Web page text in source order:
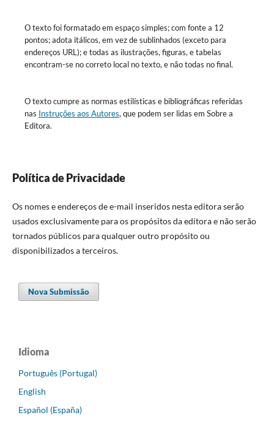
O texto foi formatado em espaço simples; com fonte a 12
pontos; adota itálicos, em vez de sublinhados (exceto para
endereços URL); e todas as ilustrações, figuras, e tabelas
encontram-se no correto local no texto, e não todas no final.
O texto cumpre as normas estilísticas e bibliográficas referidas
nas Instruções aos Autores, que podem ser lidas em Sobre a
Editora.
Política de Privacidade
Os nomes e endereços de e-mail inseridos nesta editora serão
usados exclusivamente para os propósitos da editora e não serão
tornados públicos para qualquer outro propósito ou
disponibilizados a terceiros.
Nova Submissão
Idioma
Português (Portugal)
English
Español (España)